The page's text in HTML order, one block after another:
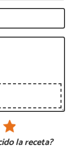
la receta?